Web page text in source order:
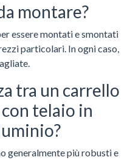
montare?
essere montati e smontati
particolari. In ogni caso,
tra un carrello
telaio in
generalmente più robusti e